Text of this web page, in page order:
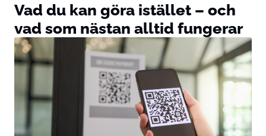
Vad du kan göra istället – och
vad som nästan alltid fungerar